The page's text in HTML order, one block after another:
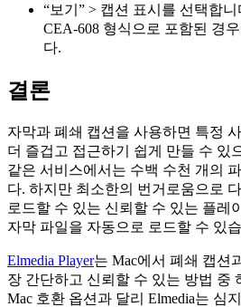
“보기” > 캡션 표시를 선택합니
CEA-608 형식으로 포함된 경
다.
결론
자막과 폐쇄 캡션을 사용하면 특정
더 즐겁고 접근하기 쉽게 만들 수 있
같은 서비스에서는 수백 수천 개의
다. 하지만 최소한의 번거로움으로
로드할 수 있는 신뢰할 수 있는 플레
자막 파일을 자동으로 로드할 수 있
Elmedia Player는 Mac에서 폐쇄 캡션
장 간단하고 신뢰할 수 있는 방법 중
Mac 호환 옵션과 달리 Elmedia는 심